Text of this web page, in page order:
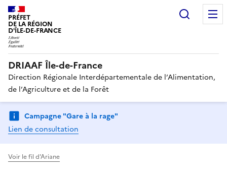
PRÉFET
DE LA RÉGION
D'ÎLE-DE-FRANCE
DRIAAF Île-de-France
Direction Régionale Interdépartementale de l’Alimentation,
de l’Agriculture et de la Forêt
Campagne "Gare à la rage"
Lien de consultation
Voir le fil d'Ariane